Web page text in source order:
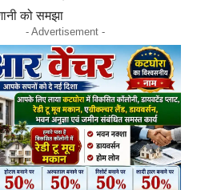
को समझा
- Advertisement -